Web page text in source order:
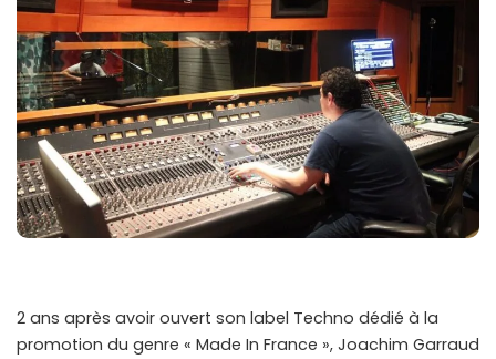
2 ans après avoir ouvert son label Techno dédié à la
promotion du genre « Made In France », Joachim Garraud